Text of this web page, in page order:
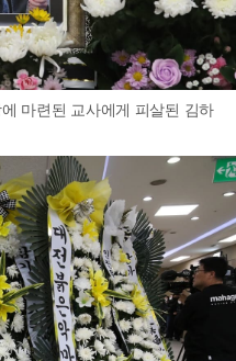
마련된 교사에게 피살된 김하